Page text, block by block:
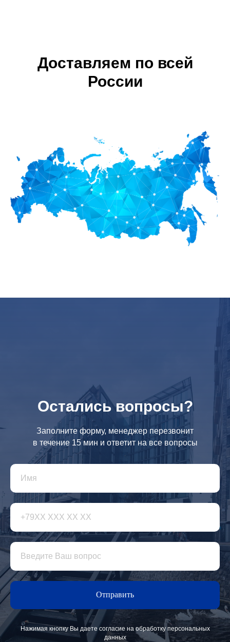
Доставляем по всей
России
Остались вопросы?
Заполните форму, менеджер перезвонит
в течение 15 мин и ответит на все вопросы
Отправить
Нажимая кнопку Вы даете согласие на обработку персональных
данных